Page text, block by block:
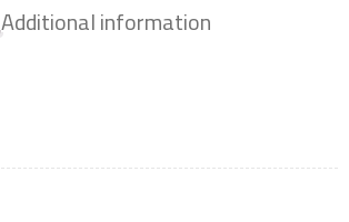
Additional information